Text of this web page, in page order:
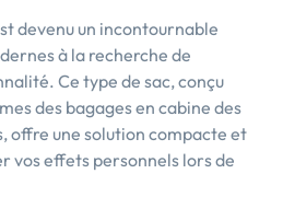
devenu un incontournable
à la recherche de
Ce type de sac, conçu
des bagages en cabine des
offre une solution compacte et
vos effets personnels lors de